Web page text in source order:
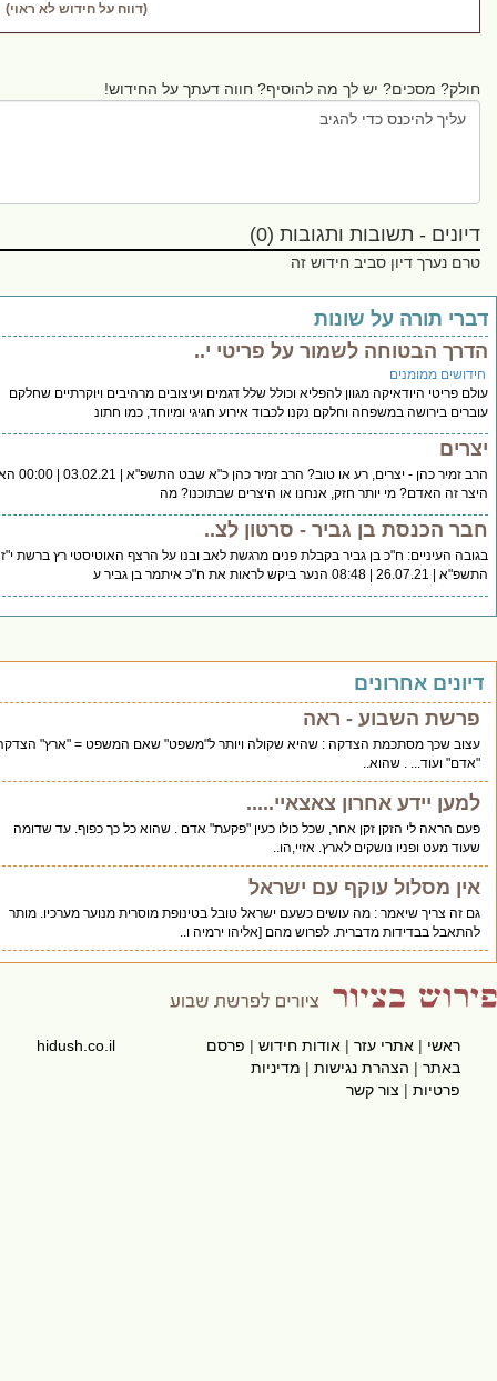
(דווח על חידוש לא ראוי)
מסכים? יש לך מה להוסיף? חווה דעתך על החידוש!
- תשובות ותגובות (0)
דיון סביב חידוש זה
על שונות
הבטוחה לשמור על פריטי י..
ממומנים
היודאיקה מגוון להפליא וכולל שלל דגמים ועיצובים מרהיבים ויוקרתיים שחלקם
במשפחה וחלקם נקנו לכבוד אירוע חגיגי ומיוחד, כמו חתונ
הרב זמיר כהן - יצרים, רע או טוב? הרב זמיר כהן כ"א שבט התשפ"א | 03.02.21 | 00:00 האם
האדם? מי יותר חזק, אנחנו או היצרים שבתוכנו? מה
בן גביר - סרטון לצ..
ח"כ בן גביר בקבלת פנים מרגשת לאב ובנו על הרצף האוטיסטי רץ ברשת י"ז אב
בן גביר ע
אחרונים
השבוע - ראה
מסתכמת הצדקה : שהיא שקולה ויותר ל"משפט" שאם המשפט = "ארץ" הצדקה =
. שהוא..
יידע אחרון צאצאיי.....
לי הזקן זקן אחר, שכל כולו כעין "פקעת" אדם . שהוא כל כך כפוף. עד שדומה
ופניו נושקים לארץ. אזיי,הו..
עוקף עם ישראל
שיאמר : מה עושים כשעם ישראל טובל בטינופת מוסרית מנוער מערכיו. מותר
בבדידות מדברית. לפרוש מהם [אליהו ירמיה ו..
אתרי עזר|אודות חידוש|פרסם
הצהרת נגישות|מדיניות
|צור קשר
hidush.co.il